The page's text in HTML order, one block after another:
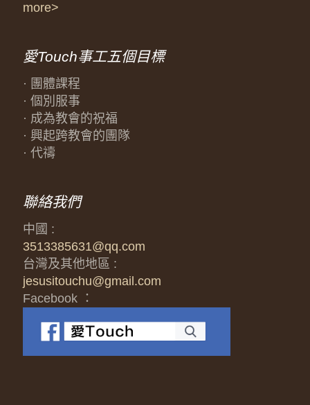
more>
愛Touch事工五個目標
· 團體課程
· 個別服事
· 成為教會的祝福
· 興起跨教會的團隊
· 代禱
聯絡我們
中國 :
3513385631@qq.com
台灣及其他地區 :
jesusitouchu@gmail.com
Facebook ：